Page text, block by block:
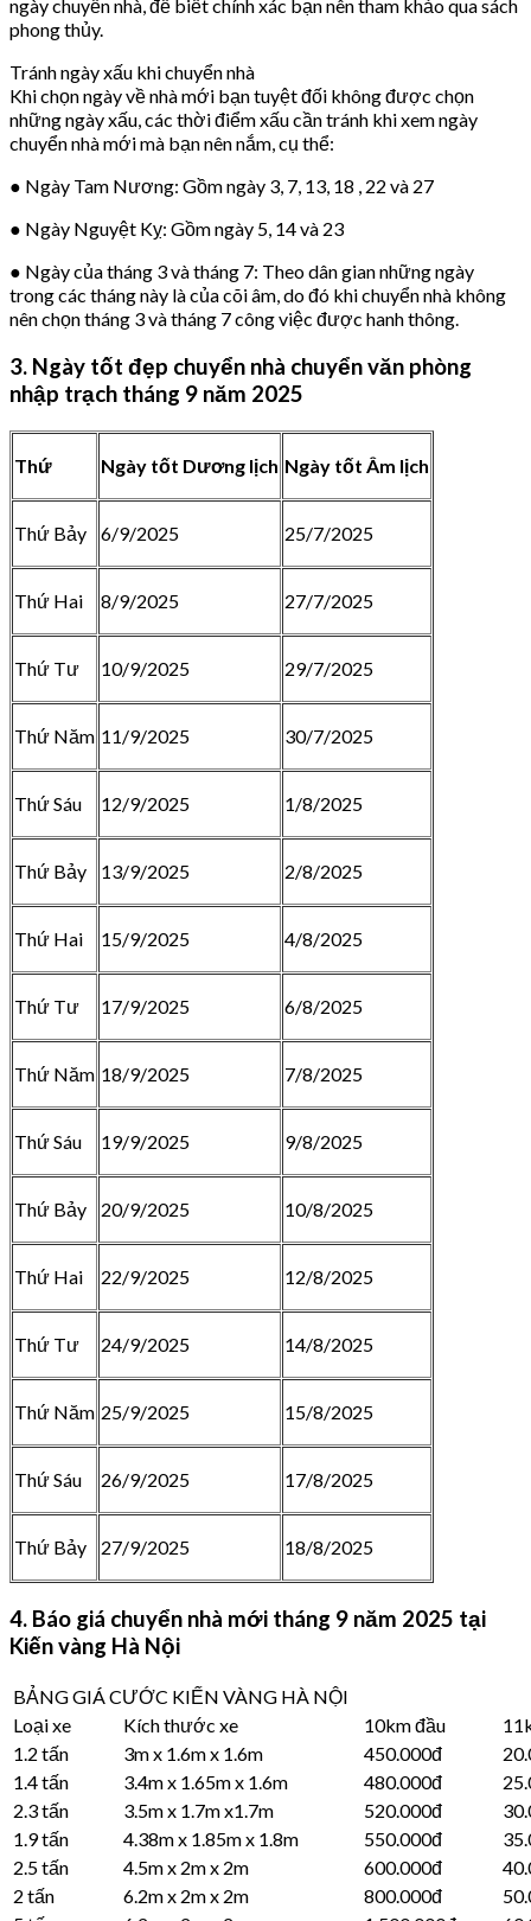
ngày chuyển nhà, để biết chính xác bạn nên tham khảo qua sách
phong thủy.
Tránh ngày xấu khi chuyển nhà
Khi chọn ngày về nhà mới bạn tuyệt đối không được chọn
những ngày xấu, các thời điểm xấu cần tránh khi xem ngày
chuyển nhà mới mà bạn nên nắm, cụ thể:
● Ngày Tam Nương: Gồm ngày 3, 7, 13, 18 , 22 và 27
● Ngày Nguyệt Kỵ: Gồm ngày 5, 14 và 23
● Ngày của tháng 3 và tháng 7: Theo dân gian những ngày
trong các tháng này là của cõi âm, do đó khi chuyển nhà không
nên chọn tháng 3 và tháng 7 công việc được hanh thông.
3. Ngày tốt đẹp chuyển nhà chuyển văn phòng
nhập trạch tháng 9 năm 2025
Thứ Ngày tốt Dương lịch Ngày tốt Âm lịch
Thứ Bảy 6/9/2025 25/7/2025
Thứ Hai 8/9/2025 27/7/2025
Thứ Tư 10/9/2025 29/7/2025
Thứ Năm 11/9/2025 30/7/2025
Thứ Sáu 12/9/2025 1/8/2025
Thứ Bảy 13/9/2025 2/8/2025
Thứ Hai 15/9/2025 4/8/2025
Thứ Tư 17/9/2025 6/8/2025
Thứ Năm 18/9/2025 7/8/2025
Thứ Sáu 19/9/2025 9/8/2025
Thứ Bảy 20/9/2025 10/8/2025
Thứ Hai 22/9/2025 12/8/2025
Thứ Tư 24/9/2025 14/8/2025
Thứ Năm 25/9/2025 15/8/2025
Thứ Sáu 26/9/2025 17/8/2025
Thứ Bảy 27/9/2025 18/8/2025
4. Báo giá chuyển nhà mới tháng 9 năm 2025 tại
Kiến vàng Hà Nội
BẢNG GIÁ CƯỚC KIẾN VÀNG HÀ NỘI
Loại xe
Kích thước xe 10km đầu
1.2 tấn
3m x 1.6m x 1.6m 450.000đ
1.4 tấn
3.4m x 1.65m x 1.6m 480.000đ
2.3 tấn
3.5m x 1.7m x1.7m 520.000đ
1.9 tấn
4.38m x 1.85m x 1.8m 550.000đ
2.5 tấn
4.5m x 2m x 2m 600.000đ
2 tấn
6.2m x 2m x 2m 800.000đ